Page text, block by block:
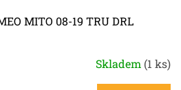
MITO 08-19 TRU DRL
Skladem (1 ks)